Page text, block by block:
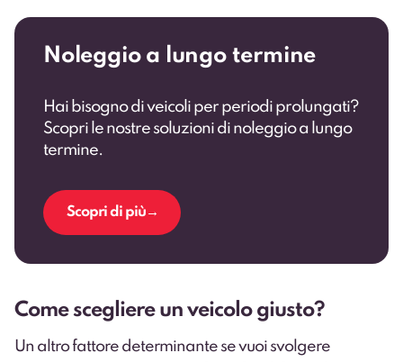
Noleggio a lungo termine
Hai bisogno di veicoli per periodi prolungati?
Scopri le nostre soluzioni di noleggio a lungo
termine.
Scopri di più
Come scegliere un veicolo giusto?
Un altro fattore determinante se vuoi svolgere